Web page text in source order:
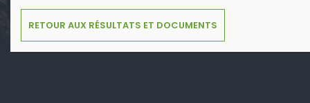
RETOUR AUX RÉSULTATS ET DOCUMENTS